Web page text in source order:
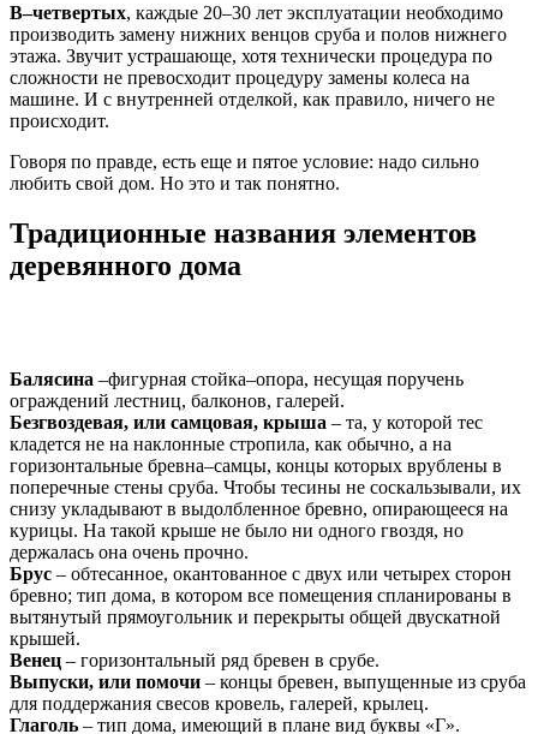
В–четвертых, каждые 20–30 лет эксплуатации необходимо
производить замену нижних венцов сруба и полов нижнего
этажа. Звучит устрашающе, хотя технически процедура по
сложности не превосходит процедуру замены колеса на
машине. И с внутренней отделкой, как правило, ничего не
происходит.
Говоря по правде, есть еще и пятое условие: надо сильно
любить свой дом. Но это и так понятно.
Традиционные названия элементов
деревянного дома
Балясина –фигурная стойка–опора, несущая поручень
ограждений лестниц, балконов, галерей.
Безгвоздевая, или самцовая, крыша – та, у которой тес
кладется не на наклонные стропила, как обычно, а на
горизонтальные бревна–самцы, концы которых врублены в
поперечные стены сруба. Чтобы тесины не соскальзывали, их
снизу укладывают в выдолбленное бревно, опирающееся на
курицы. На такой крыше не было ни одного гвоздя, но
держалась она очень прочно.
Брус – обтесанное, окантованное с двух или четырех сторон
бревно; тип дома, в котором все помещения спланированы в
вытянутый прямоугольник и перекрыты общей двускатной
крышей.
Венец – горизонтальный ряд бревен в срубе.
Выпуски, или помочи – концы бревен, выпущенные из сруба
для поддержания свесов кровель, галерей, крылец.
Глаголь – тип дома, имеющий в плане вид буквы «Г».